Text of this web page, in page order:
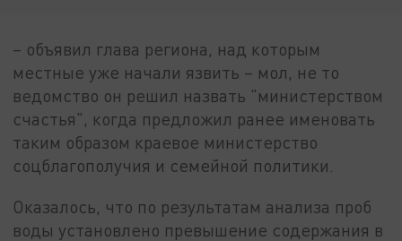
– объявил глава региона, над которым
местные уже начали язвить – мол, не то
ведомство он решил назвать "министерством
счастья", когда предложил ранее именовать
таким образом краевое министерство
соцблагополучия и семейной политики.
Оказалось, что по результатам анализа проб
воды установлено превышение содержания в